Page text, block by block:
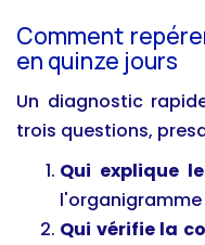
Comment
en quinze jours
Un diagnostic
trois questions,
Qui explique
l'organigramme
Qui vérifie la